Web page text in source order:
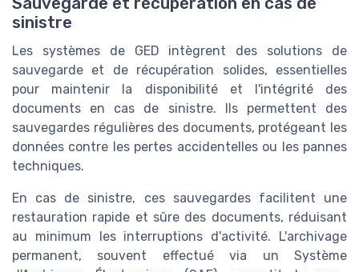
sinistre
Les systèmes de GED intègrent des solutions de
sauvegarde et de récupération solides, essentielles
pour maintenir la disponibilité et l'intégrité des
documents en cas de sinistre. Ils permettent des
sauvegardes régulières des documents, protégeant les
données contre les pertes accidentelles ou les pannes
techniques.
En cas de sinistre, ces sauvegardes facilitent une
restauration rapide et sûre des documents, réduisant
au minimum les interruptions d'activité. L'archivage
permanent, souvent effectué via un Système